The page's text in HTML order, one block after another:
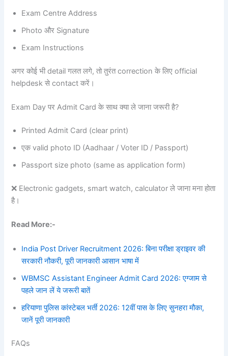
Exam Centre Address
Photo और Signature
Exam Instructions
अगर कोई भी detail गलत लगे, तो तुरंत correction के लिए official
helpdesk से contact करें।
Exam Day पर Admit Card के साथ क्या ले जाना जरूरी है?
Printed Admit Card (clear print)
एक valid photo ID (Aadhaar / Voter ID / Passport)
Passport size photo (same as application form)
❌ Electronic gadgets, smart watch, calculator ले जाना मना होता
है।
Read More:-
India Post Driver Recruitment 2026: बिना परीक्षा ड्राइवर की
सरकारी नौकरी, पूरी जानकारी आसान भाषा में
WBMSC Assistant Engineer Admit Card 2026: एग्जाम से
पहले जान लें ये जरूरी बातें
हरियाणा पुलिस कांस्टेबल भर्ती 2026: 12वीं पास के लिए सुनहरा मौका,
जानें पूरी जानकारी
FAQs